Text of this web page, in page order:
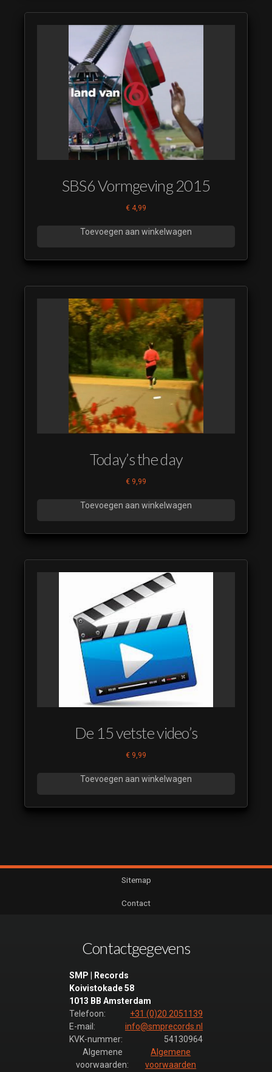
SBS6 Vormgeving 2015
€ 4,99
Toevoegen aan winkelwagen
Today’s the day
€ 9,99
Toevoegen aan winkelwagen
De 15 vetste video’s
€ 9,99
Toevoegen aan winkelwagen
Sitemap
Contact
Contactgegevens
SMP | Records
Koivistokade 58
1013 BB Amsterdam
Telefoon:
+31 (0)20 2051139
E-mail:
info@smprecords.nl
KVK-nummer:
54130964
Algemene
voorwaarden:
Algemene
voorwaarden